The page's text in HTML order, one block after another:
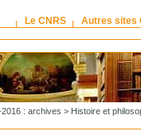
Le CNRS Autres sites
: archives > Histoire et